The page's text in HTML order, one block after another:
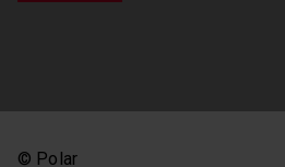
© Polar